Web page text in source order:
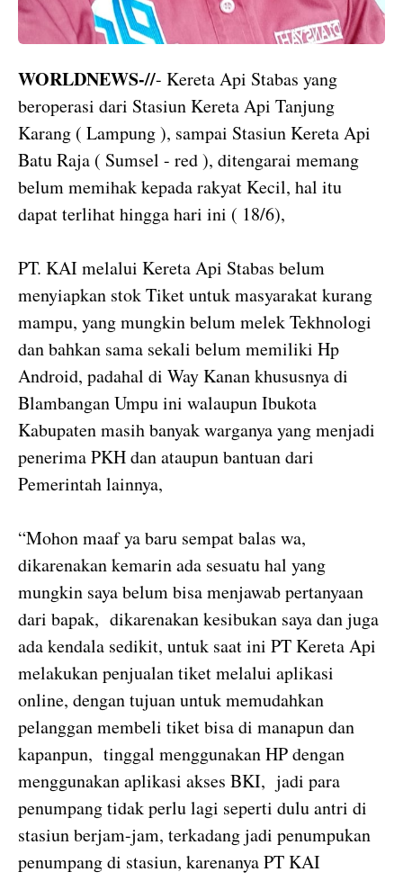
WORLDNEWS-//- Kereta Api Stabas yang
beroperasi dari Stasiun Kereta Api Tanjung
Karang ( Lampung ), sampai Stasiun Kereta Api
Batu Raja ( Sumsel - red ), ditengarai memang
belum memihak kepada rakyat Kecil, hal itu
dapat terlihat hingga hari ini ( 18/6),
PT. KAI melalui Kereta Api Stabas belum
menyiapkan stok Tiket untuk masyarakat kurang
mampu, yang mungkin belum melek Tekhnologi
dan bahkan sama sekali belum memiliki Hp
Android, padahal di Way Kanan khususnya di
Blambangan Umpu ini walaupun Ibukota
Kabupaten masih banyak warganya yang menjadi
penerima PKH dan ataupun bantuan dari
Pemerintah lainnya,
“Mohon maaf ya baru sempat balas wa,
dikarenakan kemarin ada sesuatu hal yang
mungkin saya belum bisa menjawab pertanyaan
dari bapak, dikarenakan kesibukan saya dan juga
ada kendala sedikit, untuk saat ini PT Kereta Api
melakukan penjualan tiket melalui aplikasi
online, dengan tujuan untuk memudahkan
pelanggan membeli tiket bisa di manapun dan
kapanpun, tinggal menggunakan HP dengan
menggunakan aplikasi akses BKI, jadi para
penumpang tidak perlu lagi seperti dulu antri di
stasiun berjam-jam, terkadang jadi penumpukan
penumpang di stasiun, karenanya PT KAI